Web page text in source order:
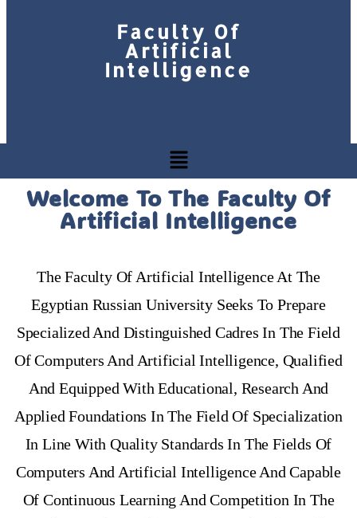
Faculty Of
Artificial
Intelligence
Welcome To The Faculty Of
Artificial Intelligence
The Faculty Of Artificial Intelligence At The
Egyptian Russian University Seeks To Prepare
Specialized And Distinguished Cadres In The Field
Of Computers And Artificial Intelligence, Qualified
And Equipped With Educational, Research And
Applied Foundations In The Field Of Specialization
In Line With Quality Standards In The Fields Of
Computers And Artificial Intelligence And Capable
Of Continuous Learning And Competition In The